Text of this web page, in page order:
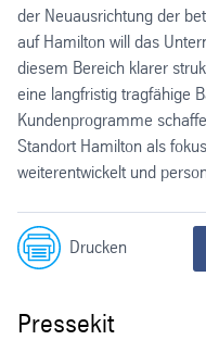
der Neuausrichtung der
auf Hamilton will das
diesem Bereich klarer
eine langfristig tragfähige
Kundenprogramme
Standort Hamilton als
weiterentwickelt und
Drucken
Pressekit